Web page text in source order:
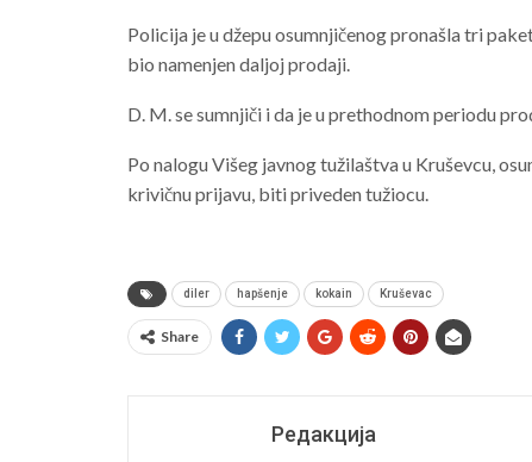
Policija je u džepu osumnjičenog pronašla tri
bio namenjen daljoj prodaji.
D. M. se sumnjiči i da je u prethodnom periodu
Po nalogu Višeg javnog tužilaštva u Kruševcu,
krivičnu prijavu, biti priveden tužiocu.
diler hapšenje kokain Kruševac
Share
Редакција